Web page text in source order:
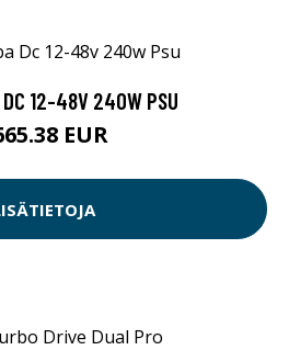
DC 12-48V 240W PSU
EUR